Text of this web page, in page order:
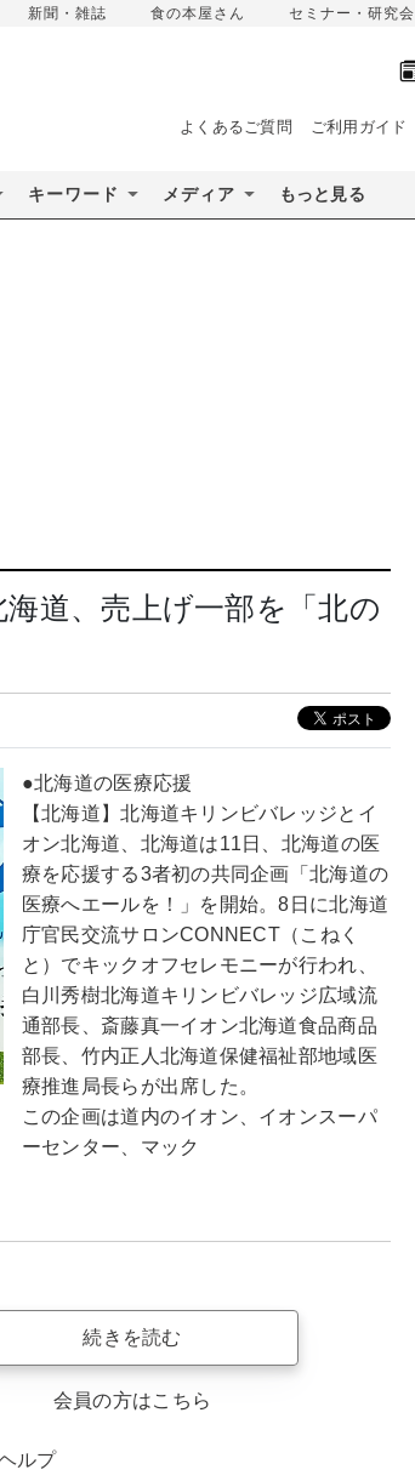
新聞・雑誌 食の本屋さん セミナー・研究会
よくあるご質問 ご利用ガイド
キーワード メディア もっと見る
道、売上げ一部を「北の
●北海道の医療応援
【北海道】北海道キリンビバレッジとイ
オン北海道、北海道は11日、北海道の医
療を応援する3者初の共同企画「北海道の
医療へエールを！」を開始。8日に北海道
庁官民交流サロンCONNECT（こねく
と）でキックオフセレモニーが行われ、
白川秀樹北海道キリンビバレッジ広域流
通部長、斎藤真一イオン北海道食品商品
部長、竹内正人北海道保健福祉部地域医
療推進局長らが出席した。
この企画は道内のイオン、イオンスーパ
ーセンター、マック
続きを読む
会員の方はこちら
ルプ